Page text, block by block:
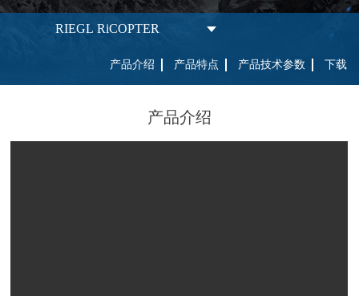
RIEGL RiCOPTER
产品介绍 产品特点 产品技术参数 下载
产品介绍